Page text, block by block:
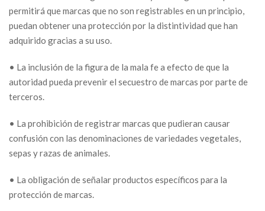
permitirá que marcas que no son registrables en un principio,
puedan obtener una protección por la distintividad que han
adquirido gracias a su uso.
• La inclusión de la figura de la mala fe a efecto de que la
autoridad pueda prevenir el secuestro de marcas por parte de
terceros.
• La prohibición de registrar marcas que pudieran causar
confusión con las denominaciones de variedades vegetales,
sepas y razas de animales.
• La obligación de señalar productos específicos para la
protección de marcas.